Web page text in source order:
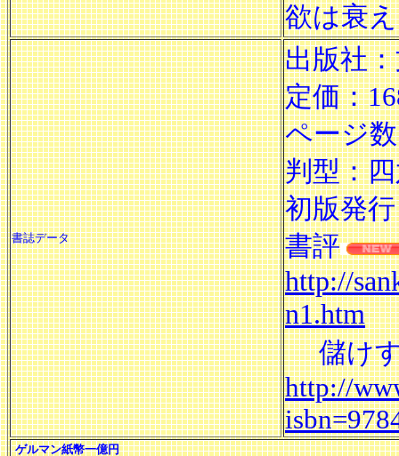
欲は衰
書誌データ
出版社
定価：
ページ
判型：
初版発
書評
http://
n1.htm
儲け
http://
ゲルマン紙幣一億円